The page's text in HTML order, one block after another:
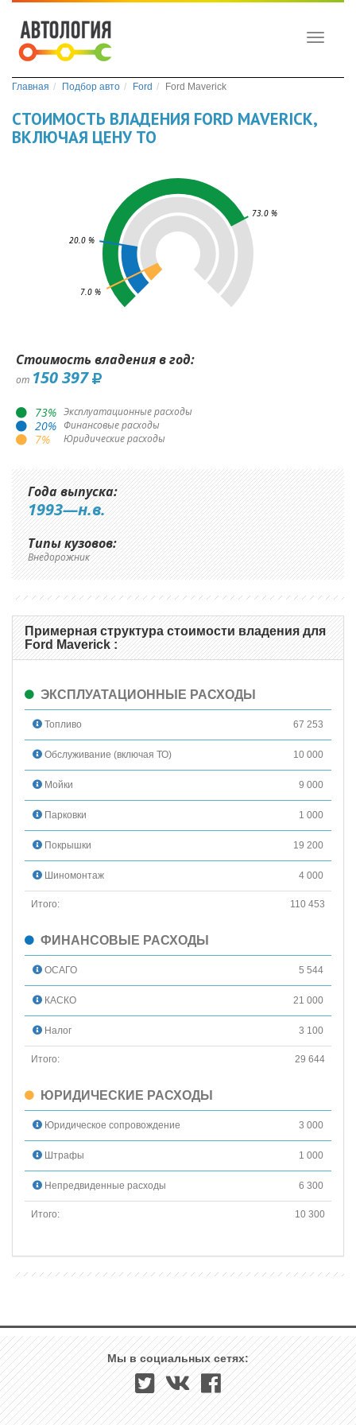
Toggle
Главная Подбор авто Ford Ford Maverick
СТОИМОСТЬ ВЛАДЕНИЯ FORD MAVERICK,
ВКЛЮЧАЯ ЦЕНУ ТО
73.0 %
20.0 %
7.0 %
Стоимость владения в год:
от 150 397
73% Эксплуатационные расходы
20% Финансовые расходы
7% Юридические расходы
Года выпуска:
1993—н.в.
Типы кузовов:
Внедорожник
Примерная структура стоимости владения для
Ford Maverick :
ЭКСПЛУАТАЦИОННЫЕ РАСХОДЫ
Топливо 67 253
Обслуживание (включая ТО) 10 000
Мойки 9 000
Парковки 1 000
Покрышки 19 200
Шиномонтаж 4 000
Итого: 110 453
ФИНАНСОВЫЕ РАСХОДЫ
ОСАГО 5 544
КАСКО 21 000
Налог 3 100
Итого: 29 644
ЮРИДИЧЕСКИЕ РАСХОДЫ
Юридическое сопровождение 3 000
Штрафы 1 000
Непредвиденные расходы 6 300
Итого: 10 300
Мы в социальных сетях: